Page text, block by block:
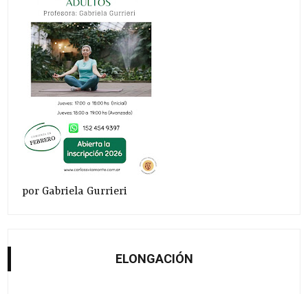
por Gabriela Gurrieri
ELONGACIÓN